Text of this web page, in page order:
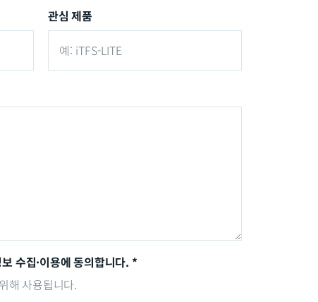
관심 제품
수집·이용에 동의합니다. *
해 사용됩니다.